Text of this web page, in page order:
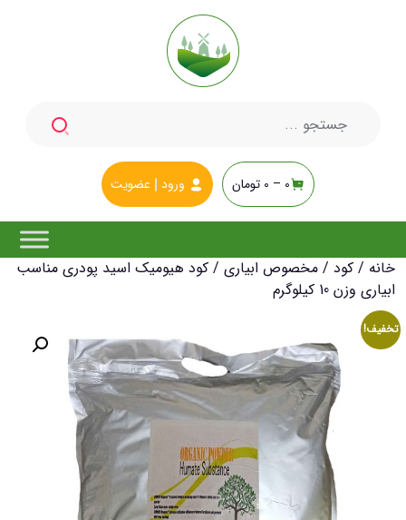
0 –
0 تومان ورود عضویت
خانه / کود / مخصوص ابیاری / کود هیومیک اسید پودری مناسب
ابیاری وزن 10 کیلوگرم
تخفیف!